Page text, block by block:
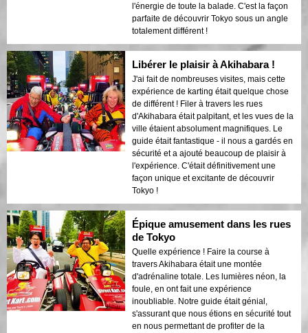
l'énergie de toute la balade. C'est la façon
parfaite de découvrir Tokyo sous un angle
totalement différent !
Libérer le plaisir à Akihabara !
J'ai fait de nombreuses visites, mais cette
expérience de karting était quelque chose
de différent ! Filer à travers les rues
d'Akihabara était palpitant, et les vues de la
ville étaient absolument magnifiques. Le
guide était fantastique - il nous a gardés en
sécurité et a ajouté beaucoup de plaisir à
l'expérience. C'était définitivement une
façon unique et excitante de découvrir
Tokyo !
Épique amusement dans les rues
de Tokyo
Quelle expérience ! Faire la course à
travers Akihabara était une montée
d'adrénaline totale. Les lumières néon, la
foule, en ont fait une expérience
inoubliable. Notre guide était génial,
s'assurant que nous étions en sécurité tout
en nous permettant de profiter de la